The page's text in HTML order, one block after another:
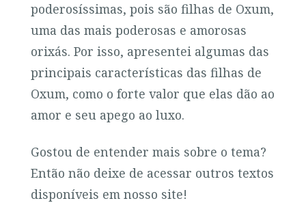
poderosíssimas, pois são filhas de Oxum,
uma das mais poderosas e amorosas
orixás. Por isso, apresentei algumas das
principais características das filhas de
Oxum, como o forte valor que elas dão ao
amor e seu apego ao luxo.
Gostou de entender mais sobre o tema?
Então não deixe de acessar outros textos
disponíveis em nosso site!